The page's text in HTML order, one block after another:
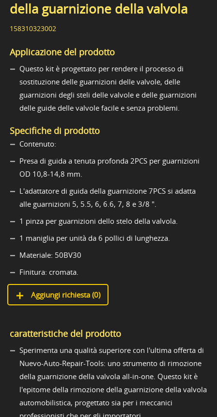
della guarnizione della valvola
158310323002
Applicazione del prodotto
Questo kit è progettato per rendere il processo di
sostituzione delle guarnizioni delle valvole, delle
guarnizioni degli steli delle valvole e delle guarnizioni
delle guide delle valvole facile e senza problemi.
Specifiche di prodotto
Contenuto:
Presa di guida a tenuta profonda 2PCS per guarnizioni
OD 10,8-14,8 mm.
L'adattatore di guida della guarnizione 7PCS si adatta
alle guarnizioni 5, 5.5, 6, 6.6, 7, 8 e 3/8 ".
1 pinza per guarnizioni dello stelo della valvola.
1 maniglia per unità da 6 pollici di lunghezza.
Materiale: 50BV30
Finitura: cromata.
Aggiungi richiesta (0)
caratteristiche del prodotto
Sperimenta una qualità superiore con l'ultima offerta di
Nuevo-Auto-Repair-Tools: uno strumento di rimozione
della guarnizione della valvola all-in-one. Questo kit è
l'epitome della rimozione della guarnizione della valvola
automobilistica, progettato sia per i meccanici